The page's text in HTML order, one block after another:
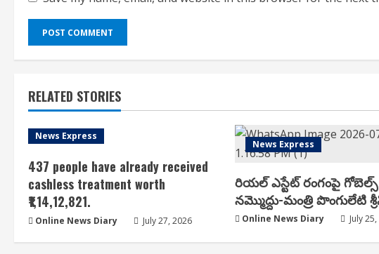
RELATED STORIES
News Express
437 people have already received
cashless treatment worth
₹1,14,12,821.
Online News Diary July 27, 2026
News Express
రియ‌ల్ ఎస్టేట్ రంగంపై గోబెల్స్
న‌మ్మొద్దు-మంత్రి పొంగులేటి
Online News Diary July